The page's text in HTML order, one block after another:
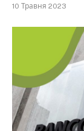
10 Травня 2023